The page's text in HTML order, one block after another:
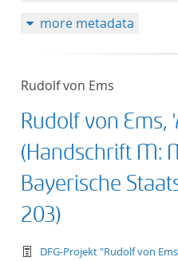
more metadata
Rudolf von Ems
Rudolf von Ems,
(Handschrift M:
Bayerische
203)
text/tg.work+xml
DFG-Projekt "Rudolf von